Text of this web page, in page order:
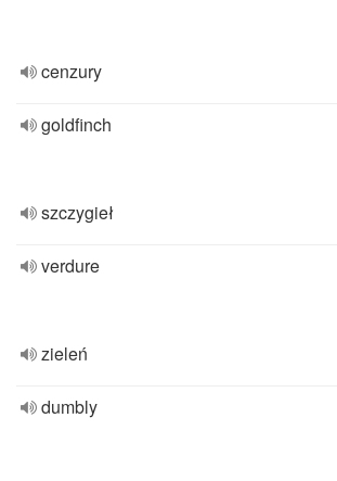
cenzury
goldfinch
szczygieł
verdure
zieleń
dumbly